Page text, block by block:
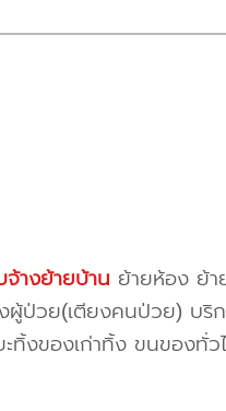
จ้างย้ายบ้าน ย้ายห้อง ย้
ป่วย(เตียงคนป่วย) บริ
องเก่าทิ้ง ขนของทั่วไป